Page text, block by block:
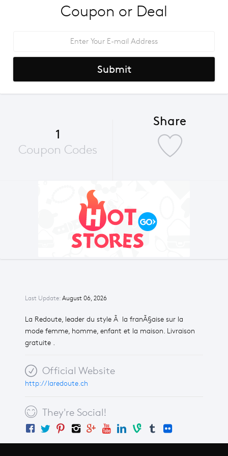
Last Update: August 06, 2026
La Redoute, leader du style Ã la franÃ§aise sur la
mode femme, homme, enfant et la maison. Livraison
gratuite .
Official Website
http://laredoute.ch
They're Social!
Coupon or Deal
Submit
1
Coupon Codes
Share